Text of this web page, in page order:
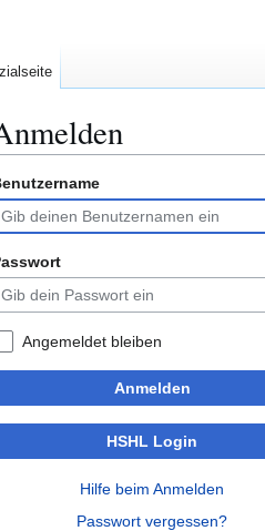
Navigation
Suche
Angemeldet bleiben
Anmelden
HSHL Login
Hilfe beim Anmelden
Passwort vergessen?